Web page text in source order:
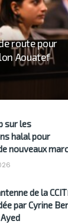
route pour
Aouatef
sur les
halal pour
nouveaux
de la
par Cyrine